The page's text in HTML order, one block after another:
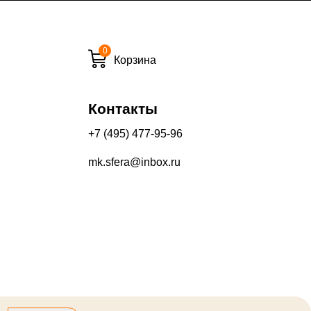
время:
0
Корзина
Контакты
+7 (495) 477-95-96
mk.sfera@inbox.ru